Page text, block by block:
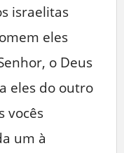
israelitas
eles
o Deus
eles do outro
vocês
um à